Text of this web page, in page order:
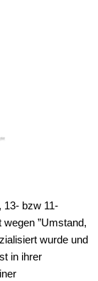
13- bzw 11-
”Umstand,
wurde und
in ihrer